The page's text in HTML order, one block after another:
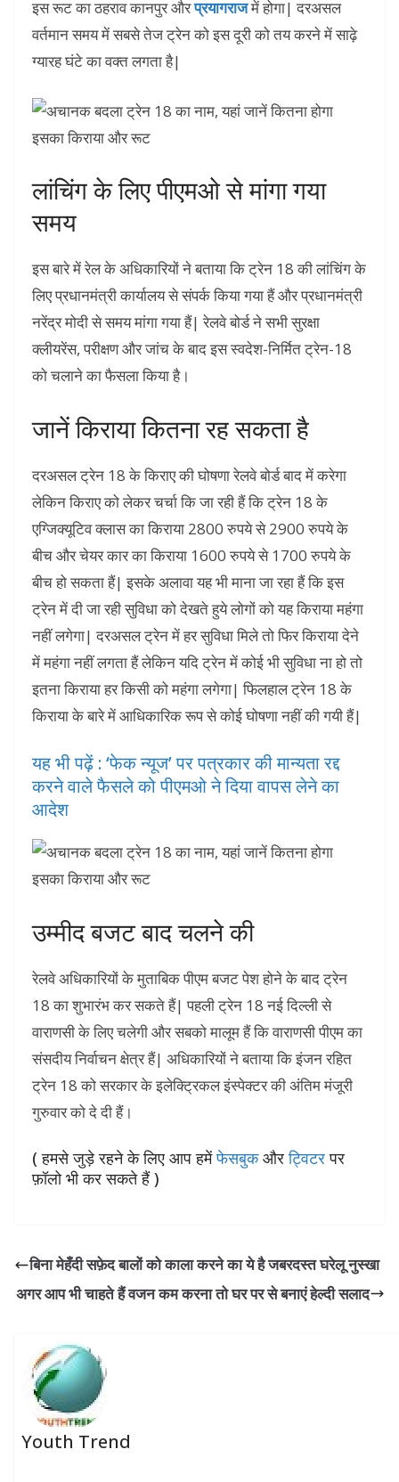
इस रूट का ठहराव कानपुर औरप्रयागराजमें होगा| दरअसल
वर्तमान समय में सबसे तेज ट्रेन को इस दूरी को तय करने में साढ़े
ग्यारह घंटे का वक्त लगता है|
लांचिंग के लिए पीएमओ से मांगा गया
समय
इस बारे में रेल के अधिकारियों ने बताया कि ट्रेन 18 की लांचिंग के
लिए प्रधानमंत्री कार्यालय से संपर्क किया गया हैं और प्रधानमंत्री
नरेंद्र मोदी से समय मांगा गया हैं| रेलवे बोर्ड ने सभी सुरक्षा
क्लीयरेंस, परीक्षण और जांच के बाद इस स्वदेश-निर्मित ट्रेन-18
को चलाने का फैसला किया है।
जानें किराया कितना रह सकता है
दरअसल ट्रेन 18 के किराए की घोषणा रेलवे बोर्ड बाद में करेगा
लेकिन किराए को लेकर चर्चा कि जा रही हैं कि ट्रेन 18 के
एग्जिक्यूटिव क्लास का किराया 2800 रुपये से 2900 रुपये के
बीच और चेयर कार का किराया 1600 रुपये से 1700 रुपये के
बीच हो सकता हैं| इसके अलावा यह भी माना जा रहा हैं कि इस
ट्रेन में दी जा रही सुविधा को देखते हुये लोगों को यह किराया महंगा
नहीं लगेगा| दरअसल ट्रेन में हर सुविधा मिले तो फिर किराया देने
में महंगा नहीं लगता हैं लेकिन यदि ट्रेन में कोई भी सुविधा ना हो तो
इतना किराया हर किसी को महंगा लगेगा| फिलहाल ट्रेन 18 के
किराया के बारे में आधिकारिक रूप से कोई घोषणा नहीं की गयी हैं|
यह भी पढ़ें : ‘फेक न्यूज’ पर पत्रकार की मान्यता रद्द
करने वाले फैसले को पीएमओ ने दिया वापस लेने का
आदेश
उम्मीद बजट बाद चलने की
रेलवे अधिकारियों के मुताबिक पीएम बजट पेश होने के बाद ट्रेन
18 का शुभारंभ कर सकते हैं| पहली ट्रेन 18 नई दिल्ली से
वाराणसी के लिए चलेगी और सबको मालूम हैं कि वाराणसी पीएम का
संसदीय निर्वाचन क्षेत्र हैं| अधिकारियों ने बताया कि इंजन रहित
ट्रेन 18 को सरकार के इलेक्ट्रिकल इंस्पेक्टर की अंतिम मंजूरी
गुरुवार को दे दी हैं।
( हमसे जुड़े रहने के लिए आप हमेंफेसबुकऔरट्विटरपर
फ़ॉलो भी कर सकते हैं )
बिना मेहँदी सफ़ेद बालों को काला करने का ये है जबरदस्त घरेलू नुस्खा
अगर आप भी चाहते हैं वजन कम करना तो घर पर से बनाएं हेल्दी सलाद
Youth Trend